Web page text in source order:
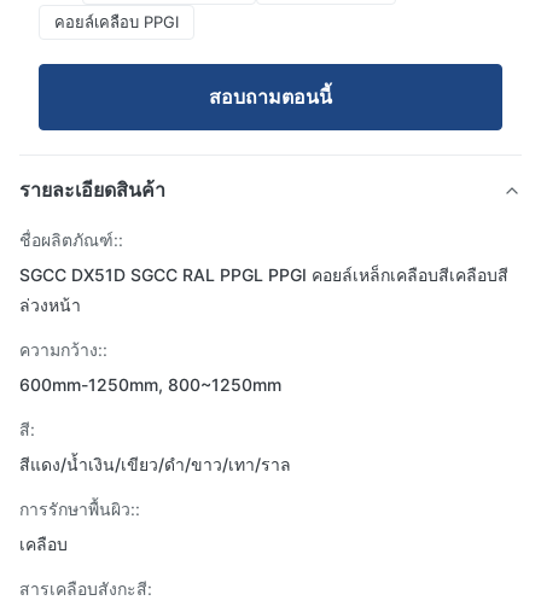
คอยล์เคลือบ PPGI
สอบถามตอนนี้
รายละเอียดสินค้า
ชื่อผลิตภัณฑ์::
SGCC DX51D SGCC RAL PPGL PPGI คอยล์เหล็กเคลือบสีเคลือบสี
ล่วงหน้า
ความกว้าง::
600mm-1250mm, 800~1250mm
สี:
สีแดง/น้ำเงิน/เขียว/ดำ/ขาว/เทา/ราล
การรักษาพื้นผิว::
เคลือบ
สารเคลือบสังกะสี: